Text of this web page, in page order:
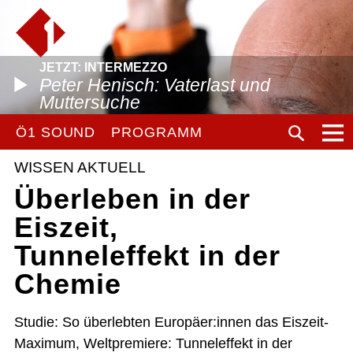
JETZT: INTERMEZZO
Peter Henisch: Vaterlast und
Muttersuche
Ö1 SOUND PROGRAMM
WISSEN AKTUELL
Überleben in der
Eiszeit,
Tunneleffekt in der
Chemie
Studie: So überlebten Europäer:innen das Eiszeit-
Maximum, Weltpremiere: Tunneleffekt in der